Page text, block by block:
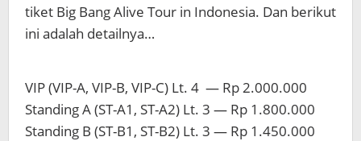
tiket Big Bang Alive Tour in Indonesia. Dan berikut
ini adalah detailnya…
VIP (VIP-A, VIP-B, VIP-C) Lt. 4 — Rp 2.000.000
Standing A (ST-A1, ST-A2) Lt. 3 — Rp 1.800.000
Standing B (ST-B1, ST-B2) Lt. 3 — Rp 1.450.000